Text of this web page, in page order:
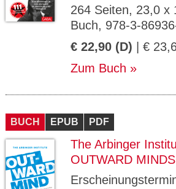
264 Seiten, 23,0 x
Buch, 978-3-
€ 22,90 (D) | €
Zum Buch
BUCH EPUB PDF
The Arbinger
OUTWARD